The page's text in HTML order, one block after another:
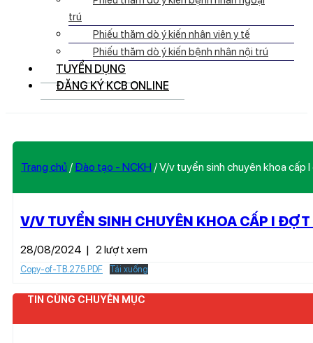
trú
Phiếu thăm dò ý kiến nhân viên y tế
Phiếu thăm dò ý kiến bệnh nhân nội trú
TUYỂN DỤNG
ĐĂNG KÝ KCB ONLINE
Trang chủ / Đào tạo - NCKH /V/v tuyển sinh chuyên khoa
V/V TUYỂN SINH CHUYÊN KHOA CẤP I
28/08/2024 | 2 lượt xem
Copy-of-TB.275.PDF Tải xuống
TIN CÙNG CHUYÊN MỤC